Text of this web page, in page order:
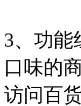
3、功能
口味的
访问百